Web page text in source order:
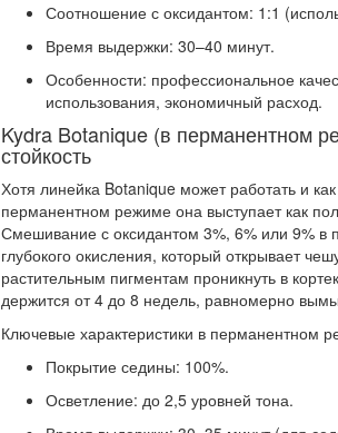
Соотношение с оксидантом: 1:1
Время выдержки: 30–40 минут.
Особенности: профессиональное
использования, экономичный расход.
Kydra Botanique (в перманентном
стойкость
Хотя линейка Botanique может работать и
перманентном режиме она выступает как
Смешивание с оксидантом 3%, 6% или 9% в
глубокого окисления, который открывает
растительным пигментам проникнуть в
держится от 4 до 8 недель, равномерно
Ключевые характеристики в перманентном
Покрытие седины: 100%.
Осветление: до 2,5 уровней тона.